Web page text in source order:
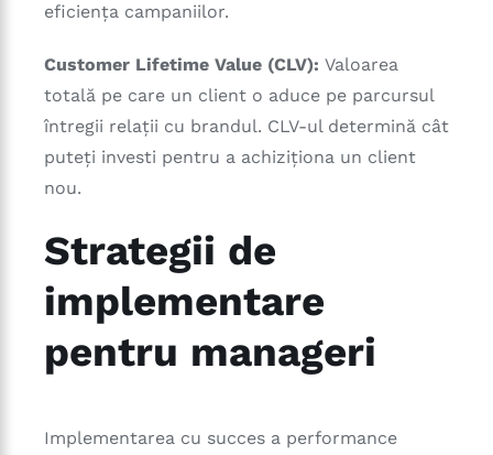
eficiența campaniilor.
Customer Lifetime Value (CLV): Valoarea
totală pe care un client o aduce pe parcursul
întregii relații cu brandul. CLV-ul determină cât
puteți investi pentru a achiziționa un client
nou.
Strategii de
implementare
pentru manageri
Implementarea cu succes a performance